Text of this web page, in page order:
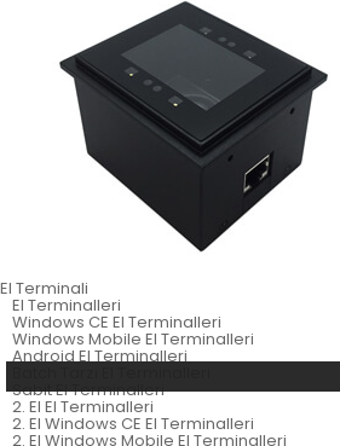
El Terminali
El Terminalleri
Windows CE El Terminalleri
Windows Mobile El Terminalleri
Android El Terminalleri
Sabit El Terminalleri
2. El El Terminalleri
2. El Windows CE El Terminalleri
2. El Windows Mobile El Terminalleri